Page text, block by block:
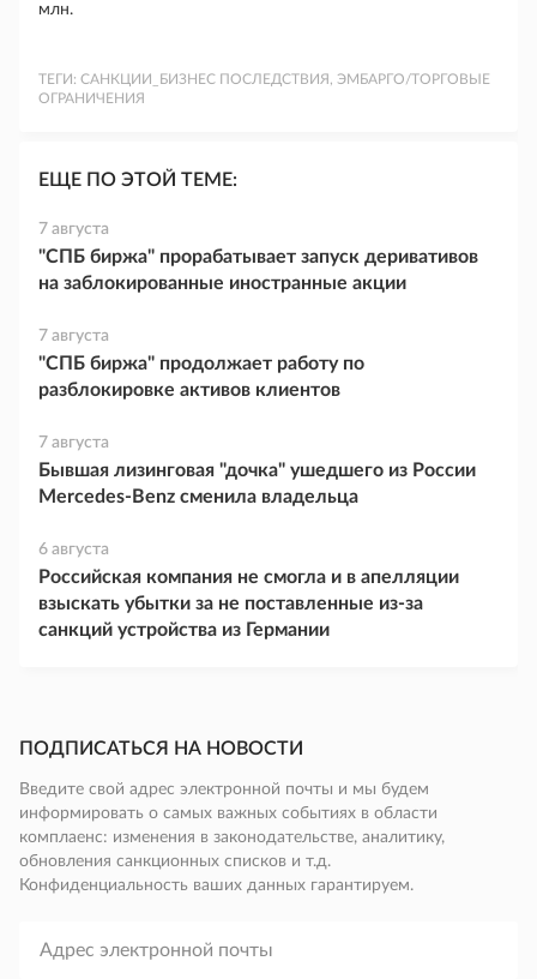
млн.
ТЕГИ: САНКЦИИ_БИЗНЕС ПОСЛЕДСТВИЯ, ЭМБАРГО/ТОРГОВЫЕ
ОГРАНИЧЕНИЯ
ЕЩЕ ПО ЭТОЙ ТЕМЕ:
7 августа
"СПБ биржа" прорабатывает запуск деривативов
на заблокированные иностранные акции
7 августа
"СПБ биржа" продолжает работу по
разблокировке активов клиентов
7 августа
Бывшая лизинговая "дочка" ушедшего из России
Mercedes-Benz сменила владельца
6 августа
Российская компания не смогла и в апелляции
взыскать убытки за не поставленные из-за
санкций устройства из Германии
ПОДПИСАТЬСЯ НА НОВОСТИ
Введите свой адрес электронной почты и мы будем
информировать о самых важных событиях в области
комплаенс: изменения в законодательстве, аналитику,
обновления санкционных списков и т.д.
Конфиденциальность ваших данных гарантируем.